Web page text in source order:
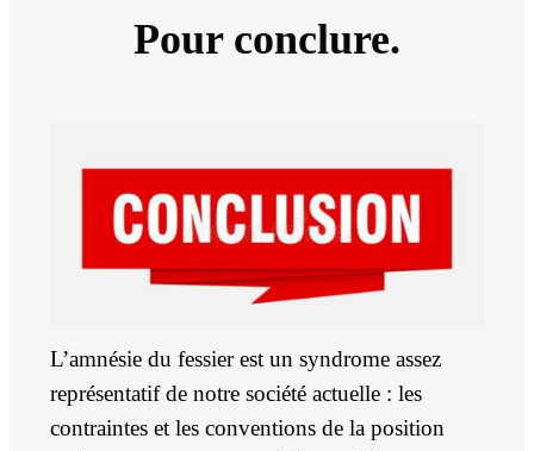
Pour conclure.
L’amnésie du fessier est un syndrome assez
représentatif de notre société actuelle : les
contraintes et les conventions de la position